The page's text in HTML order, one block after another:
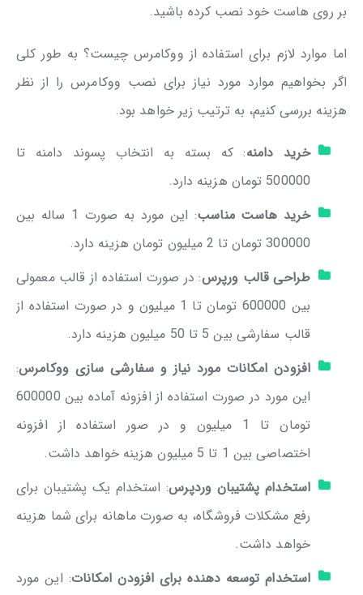
بر روی هاست خود نصب کرده باشید.
اما موارد لازم برای استفاده از ووکامرس چیست؟ به طور کلی
اگر بخواهیم موارد مورد نیاز برای نصب ووکامرس را از نظر
هزینه بررسی کنیم، به ترتیب زیر خواهد بود.
خرید دامنه: که بسته به انتخاب پسوند دامنه تا
500000 تومان هزینه دارد.
خرید هاست مناسب
: این مورد به صورت 1 ساله بین
300000 تومان تا 2 میلیون تومان هزینه دارد.
طراحی قالب ورپرس: در صورت استفاده از قالب معمولی
بین 600000 تومان تا 1 میلیون و در صورت استفاده از
قالب سفارشی بین 5 تا 50 میلیون هزینه دارد.
افزودن امکانات مورد نیاز و سفارشی سازی ووکامرس:
این مورد در صورت استفاده از افزونه آماده بین 600000
تومان تا 1 میلیون و در صور استفاده از افزونه
اختصاصی بین 1 تا 5 میلیون هزینه خواهد داشت.
استخدام پشتیبان وردپرس: استخدام یک پشتیبان برای
رفع مشکلات فروشگاه، به صورت ماهانه برای شما هزینه
خواهد داشت.
استخدام توسعه دهنده برای افزودن امکانات: این مورد